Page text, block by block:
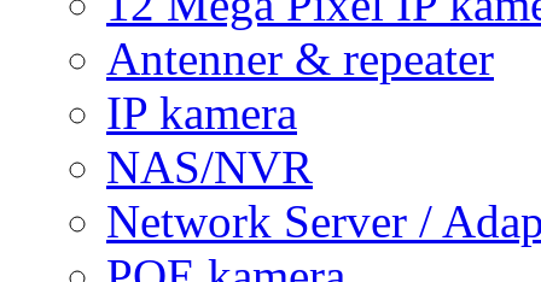
Antenner & repeater
IP kamera
NAS/NVR
Network Server /